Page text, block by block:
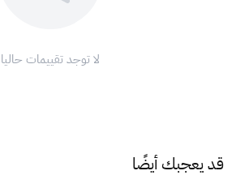
شحن السيريال وليس الكود.
لا توجد تقييمات حاليا
قد يعجبك أيضًا